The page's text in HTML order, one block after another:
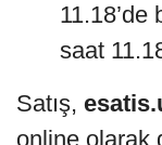
saat
Satış,
online olarak